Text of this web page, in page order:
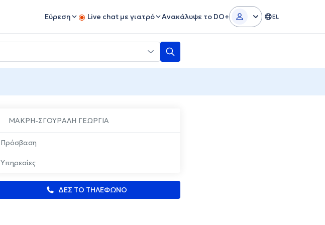
Εύρεση Live chat με γιατρό Ανακάλυψε το DO+ EL
ΜΑΚΡΗ-ΣΓΟΥΡΑΛΗ ΓΕΩΡΓΙΑ
Πρόσβαση
Υπηρεσίες
ΔΕΣ ΤΟ ΤΗΛΕΦΩΝΟ